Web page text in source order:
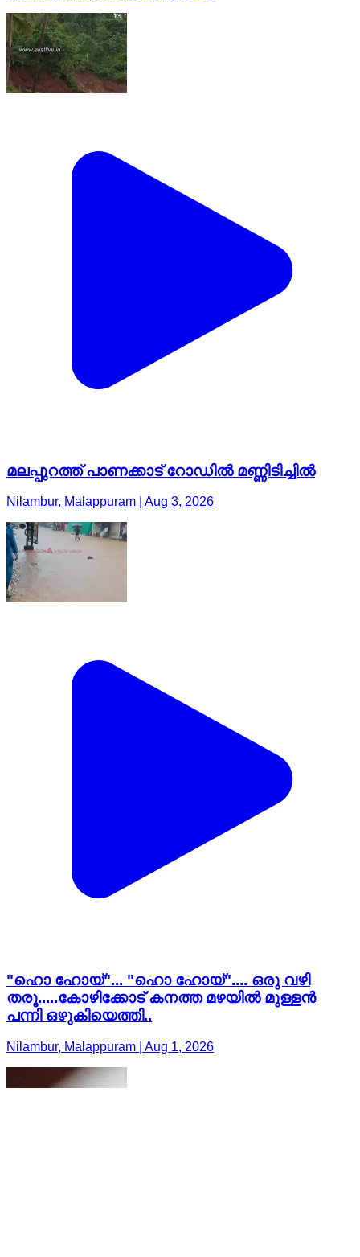
മലപ്പുറത്ത് ​പാണക്കാട് റോഡിൽ മണ്ണിടിച്ചിൽ
Nilambur, Malappuram | Aug 3, 2026
"ഹൊ ഹോയ്"... "ഹൊ ഹോയ്".... ഒരു വഴി
തരൂ.....കോഴിക്കോട് കനത്ത മഴയിൽ മുള്ളൻ
പന്നി ഒഴുകിയെത്തി..
Nilambur, Malappuram | Aug 1, 2026